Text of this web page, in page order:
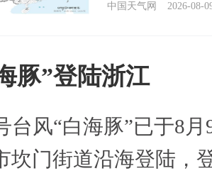
中国天气网
2026-08-
豚”登陆浙江
台风“白海豚”已于8
坎门街道沿海登陆，